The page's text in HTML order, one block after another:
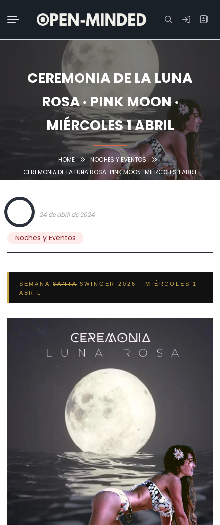
Buscar:
CEREMONIA DE LA LUNA
ROSA · PINK MOON ·
MIÉRCOLES 1 ABRIL
HOME
NOCHES Y EVENTOS
CEREMONIA DE LA LUNA ROSA · PINK MOON · MIÉRCOLES 1 ABRIL
24 de abril de 2024
Noches y Eventos
SEMANA SANTA SWINGER 2026 · MIÉRCOLES 1
ABRIL